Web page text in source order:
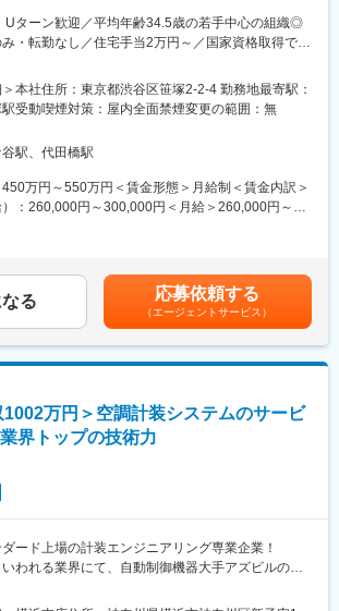
の作成や報告書の作成
ち合わせ、消防検査の立ち合い
中心とした関東圏内のみ。転勤や長期出張はあり
、移動時間を含めて1～2時間程度の残業で退勤で
環境です。
発生した場合も、振替休日を取得できます。
作業が発生する場合は、時差出勤や時間外手当で
所及び店舗が入退去する際の、消防設備の設計・工
設・撤去）を行っています。
協議の上、設計から施工・試験調整・届出等の申請
様のニーズに合わせたご提案をさせて頂きます。
消防設備の専門企業です。
設備の施工から保守点検まで建物の安全を支え続
2021年に大林組のグループ会社となり経営の安定
社の定める業務
Uターン歓迎／平均年齢34.5歳の若手中心の組織◎
・転勤なし／住宅手当2万円～／国家資格取得で専
／
ー設備、自動火災報知器、誘導灯、防火シャッタ
、消火器など。
守る、なくてはならない設備を扱っています！
商業施設、ホテル、病院、工場などの消防設備の
。普段は目立たない設備ですが、万が一の際には
要な役割を担っています。
め、建物管理者へ報告します。先輩社員と進める
も安心です。
積対応
修繕提案や見積作成を行い、設備を本来の状態へ戻
めて4名)
本社住所：東京都渋谷区笹塚2-2-4 勤務地最寄駅：
受動喫煙対策：屋内全面禁煙変更の範囲：無
駅、代田橋駅
450万円～550万円＜賃金形態＞月給制＜賃金内訳＞
）：260,000円～300,000円＜月給＞260,000円～
７月、12月）賃金はあくまでも目安の金額であ
じて上下する可能性があります。月給(月額)は固定手
る 応募依頼する
（エージェントサービス）
1002万円＞空調計装システムのサービ
界トップの技術力
ード上場の計装エンジニアリング専業企業！
われる業界にて、自動制御機器大手アズビルの最
ステナブルな社会の実現にも貢献！